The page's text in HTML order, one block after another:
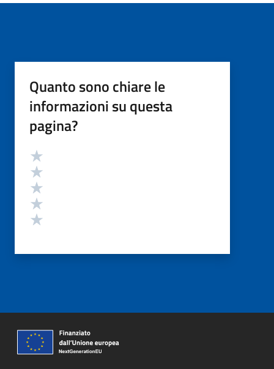
Quanto sono chiare le
informazioni su questa
pagina?
Valutazione